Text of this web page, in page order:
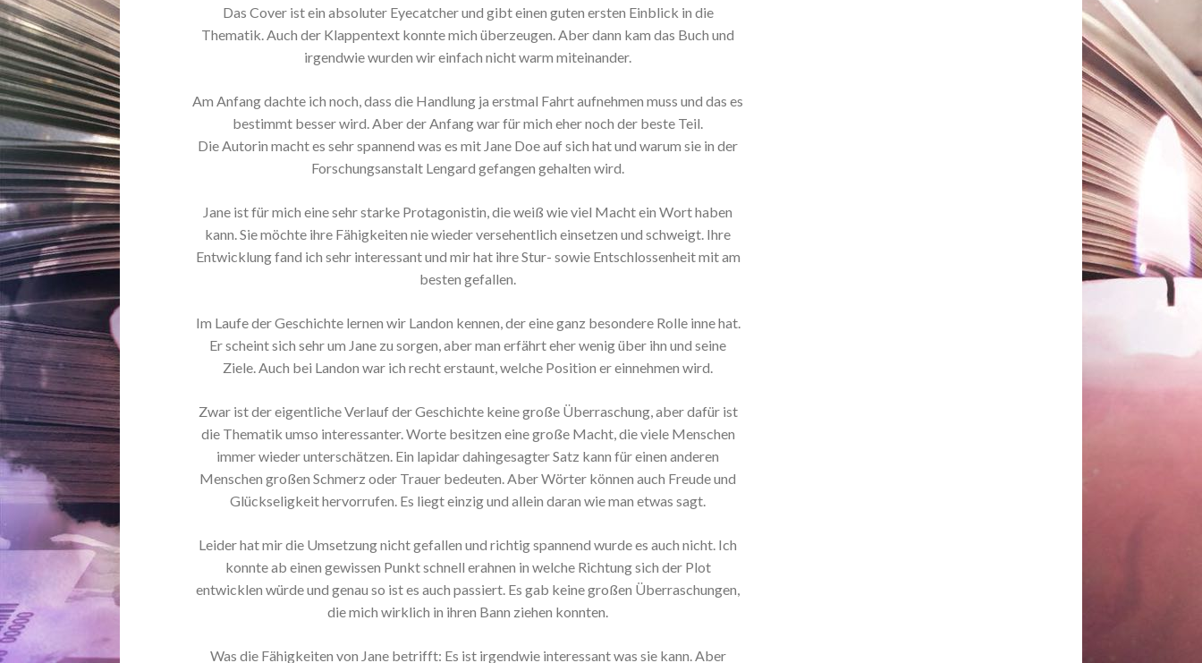
Das Cover ist ein absoluter Eyecatcher und gibt einen guten ersten Einblick in die
Thematik. Auch der Klappentext konnte mich überzeugen. Aber dann kam das Buch und
irgendwie wurden wir einfach nicht warm miteinander.
Am Anfang dachte ich noch, dass die Handlung ja erstmal Fahrt aufnehmen muss und das es
bestimmt besser wird. Aber der Anfang war für mich eher noch der beste Teil.
Die Autorin macht es sehr spannend was es mit Jane Doe auf sich hat und warum sie in der
Forschungsanstalt Lengard gefangen gehalten wird.
Jane ist für mich eine sehr starke Protagonistin, die weiß wie viel Macht ein Wort haben
kann. Sie möchte ihre Fähigkeiten nie wieder versehentlich einsetzen und schweigt. Ihre
Entwicklung fand ich sehr interessant und mir hat ihre Stur- sowie Entschlossenheit mit am
besten gefallen.
Im Laufe der Geschichte lernen wir Landon kennen, der eine ganz besondere Rolle inne hat.
Er scheint sich sehr um Jane zu sorgen, aber man erfährt eher wenig über ihn und seine
Ziele. Auch bei Landon war ich recht erstaunt, welche Position er einnehmen wird.
Zwar ist der eigentliche Verlauf der Geschichte keine große Überraschung, aber dafür ist
die Thematik umso interessanter. Worte besitzen eine große Macht, die viele Menschen
immer wieder unterschätzen. Ein lapidar dahingesagter Satz kann für einen anderen
Menschen großen Schmerz oder Trauer bedeuten. Aber Wörter können auch Freude und
Glückseligkeit hervorrufen. Es liegt einzig und allein daran wie man etwas sagt.
Leider hat mir die Umsetzung nicht gefallen und richtig spannend wurde es auch nicht. Ich
konnte ab einen gewissen Punkt schnell erahnen in welche Richtung sich der Plot
entwicklen würde und genau so ist es auch passiert. Es gab keine großen Überraschungen,
die mich wirklich in ihren Bann ziehen konnten.
Was die Fähigkeiten von Jane betrifft: Es ist irgendwie interessant was sie kann. Aber